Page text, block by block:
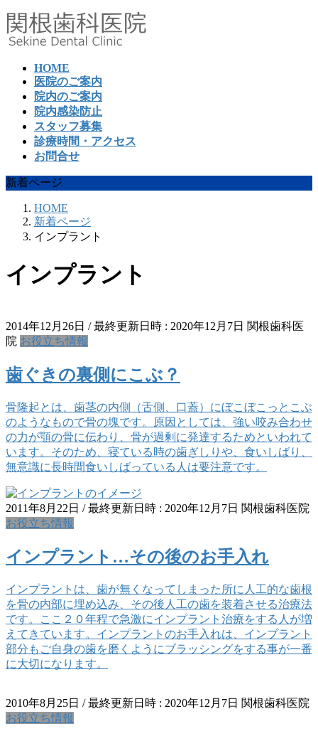
コ
ン
テ
ナ
ビ
ゲ
HOME
医院のご案内
院内のご案内
院内感染防止
スタッフ募集
診療時間・アクセス
お問合せ
新着ページ
HOME
新着ページ
インプラント
インプラント
2014年12月26日 / 最終更新日時 : 2020年12月7日 関根歯科医
院 お役立ち情報
歯ぐきの裏側にこぶ？
骨隆起とは、歯茎の内側（舌側、口蓋）にぼこぼこっとこぶ
のようなもので骨の塊です。原因としては、強い咬み合わせ
の力が顎の骨に伝わり、骨が過剰に発達するためといわれて
います。そのため、寝ている時の歯ぎしりや、食いしばり、
無意識に長時間食いしばっている人は要注意です。
2011年8月22日 / 最終更新日時 : 2020年12月7日 関根歯科医院
お役立ち情報
インプラント…その後のお手入れ
インプラントは、歯が無くなってしまった所に人工的な歯根
を骨の内部に埋め込み、その後人工の歯を装着させる治療法
です。ここ２０年程で急激にインプラント治療をする人が増
えてきています。インプラントのお手入れは、インプラント
部分もご自身の歯を磨くようにブラッシングをする事が一番
に大切になります。
2010年8月25日 / 最終更新日時 : 2020年12月7日 関根歯科医院
お役立ち情報